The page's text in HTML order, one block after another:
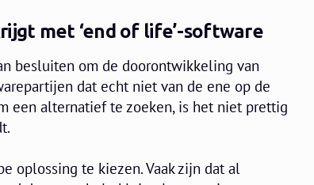
met ‘end of life’-software
besluiten om de doorontwikkeling van
dat echt niet van de ene op de
een alternatief te zoeken, is het niet prettig
oplossing te kiezen. Vaak zijn dat al